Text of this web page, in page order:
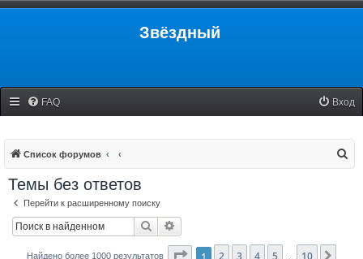
Звёздный
FAQ Вход
Список форумов
Темы без ответов
Перейти к расширенному поиску
Поиск
Найдено более 1000 результатов Страница1 из
2 3 4 5 10